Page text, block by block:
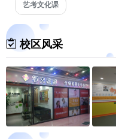
艺考文化课
校区风采